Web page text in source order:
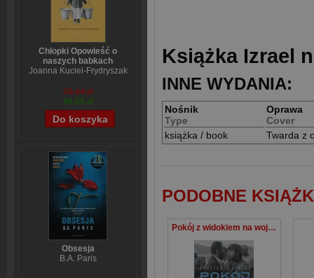
Chłopki Opowieść o
naszych babkach
Joanna Kuciel-Frydryszak
70,44 zł
56,55 zł
Obsesja
B.A. Paris
Książka Izrael
INNE WYDANIA:
Nośnik
Type
Oprawa
Cover
książka / book
Twarda z
PODOBNE
Pokój z widokiem na wojnę Historia Izraela